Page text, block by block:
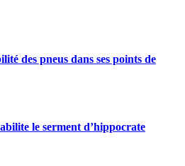
des pneus dans ses points de
le serment d’hippocrate